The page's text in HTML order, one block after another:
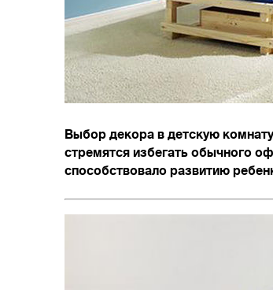
Выбор декора в детскую
стремятся избегать обычного
способствовало развитию